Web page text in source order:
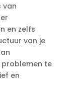
van
en zelfs
van je
problemen te
en